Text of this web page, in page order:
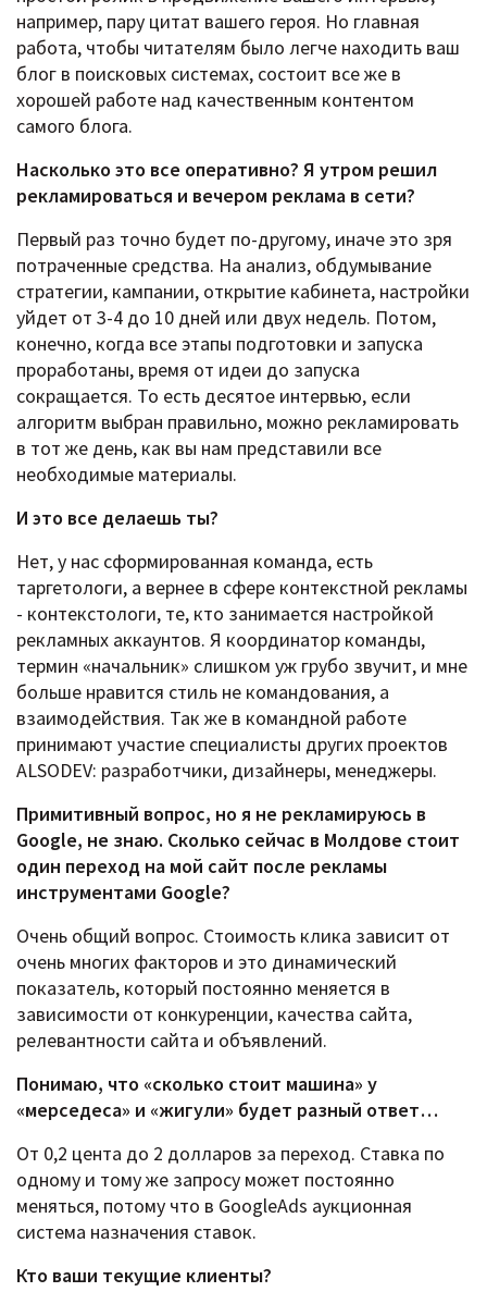
например, пару цитат вашего героя. Но главная
работа, чтобы читателям было легче находить ваш
блог в поисковых системах, состоит все же в
хорошей работе над качественным контентом
самого блога.
Насколько это все оперативно? Я утром решил
рекламироваться и вечером реклама в сети?
Первый раз точно будет по-другому, иначе это зря
потраченные средства. На анализ, обдумывание
стратегии, кампании, открытие кабинета, настройки
уйдет от 3-4 до 10 дней или двух недель. Потом,
конечно, когда все этапы подготовки и запуска
проработаны, время от идеи до запуска
сокращается. То есть десятое интервью, если
алгоритм выбран правильно, можно рекламировать
в тот же день, как вы нам представили все
необходимые материалы.
И это все делаешь ты?
Нет, у нас сформированная команда, есть
таргетологи, а вернее в сфере контекстной рекламы
- контекстологи, те, кто занимается настройкой
рекламных аккаунтов. Я координатор команды,
термин «начальник» слишком уж грубо звучит, и мне
больше нравится стиль не командования, а
взаимодействия. Так же в командной работе
принимают участие специалисты других проектов
ALSODEV: разработчики, дизайнеры, менеджеры.
Примитивный вопрос, но я не рекламируюсь в
Google, не знаю. Сколько сейчас в Молдове стоит
один переход на мой сайт после рекламы
инструментами Google?
Очень общий вопрос. Стоимость клика зависит от
очень многих факторов и это динамический
показатель, который постоянно меняется в
зависимости от конкуренции, качества сайта,
релевантности сайта и объявлений.
Понимаю, что «сколько стоит машина» у
«мерседеса» и «жигули» будет разный ответ…
От 0,2 цента до 2 долларов за переход. Ставка по
одному и тому же запросу может постоянно
меняться, потому что в GoogleAds аукционная
система назначения ставок.
Кто ваши текущие клиенты?